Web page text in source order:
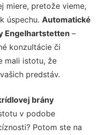
miere, pretože vieme,
úspechu. Automatické
Engelhartstetten –
konzultácie či
mali istotu, že
predstáv.
brány
v podobe
Potom ste na